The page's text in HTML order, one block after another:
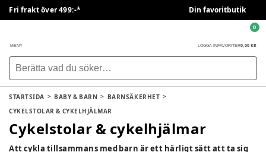
Fri frakt över 499:-* Din favoritbutik
MENY LOGGA IN FAVORITER0,00 KR
0
STARTSIDA BABY & BARN
BARNSÄKERHET
CYKELSTOLAR & CYKELHJÄLMAR
Cykelstolar & cykelhjälmar
Att cykla tillsammans med barn är ett härligt sätt att ta sig